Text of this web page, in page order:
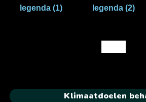
Klimaatdoelen